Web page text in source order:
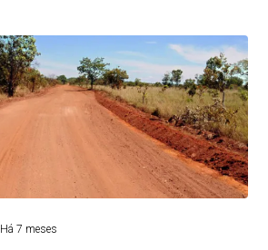
Há 7 meses